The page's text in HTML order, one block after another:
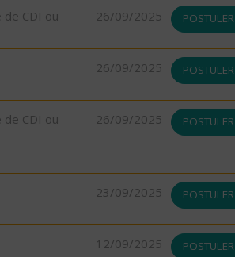
de CDI ou
26/09/2025 POSTULER
26/09/2025 POSTULER
de CDI ou
26/09/2025 POSTULER
23/09/2025 POSTULER
12/09/2025 POSTULER